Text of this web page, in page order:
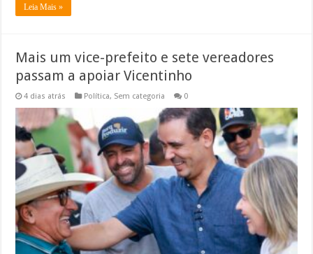
Leia Mais »
Mais um vice-prefeito e sete vereadores
passam a apoiar Vicentinho
4 dias atrás Política, Sem categoria 0